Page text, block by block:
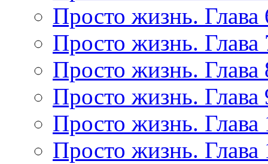
Просто жизнь. Глава
Просто жизнь. Глава
Просто жизнь. Глава
Просто жизнь. Глава
Просто жизнь. Глава
Просто жизнь. Глава